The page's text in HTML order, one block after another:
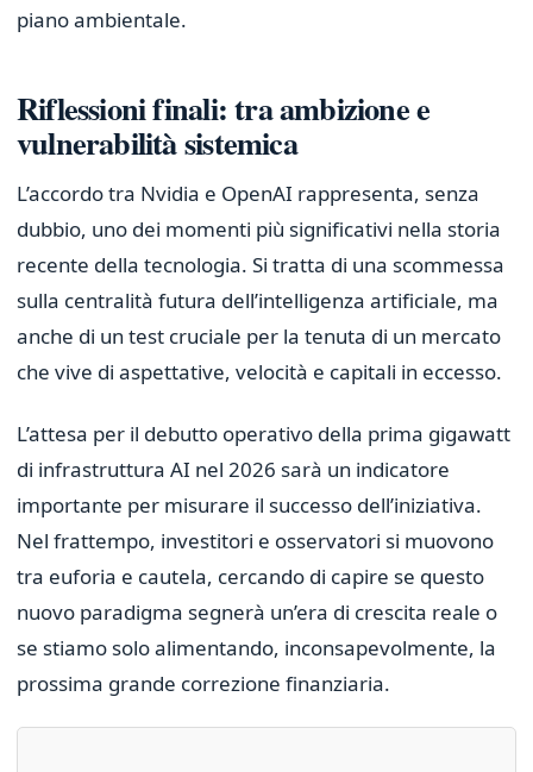
piano ambientale.
Riflessioni finali: tra ambizione e
vulnerabilità sistemica
L’accordo tra Nvidia e OpenAI rappresenta, senza
dubbio, uno dei momenti più significativi nella storia
recente della tecnologia. Si tratta di una scommessa
sulla centralità futura dell’intelligenza artificiale, ma
anche di un test cruciale per la tenuta di un mercato
che vive di aspettative, velocità e capitali in eccesso.
L’attesa per il debutto operativo della prima gigawatt
di infrastruttura AI nel 2026 sarà un indicatore
importante per misurare il successo dell’iniziativa.
Nel frattempo, investitori e osservatori si muovono
tra euforia e cautela, cercando di capire se questo
nuovo paradigma segnerà un’era di crescita reale o
se stiamo solo alimentando, inconsapevolmente, la
prossima grande correzione finanziaria.